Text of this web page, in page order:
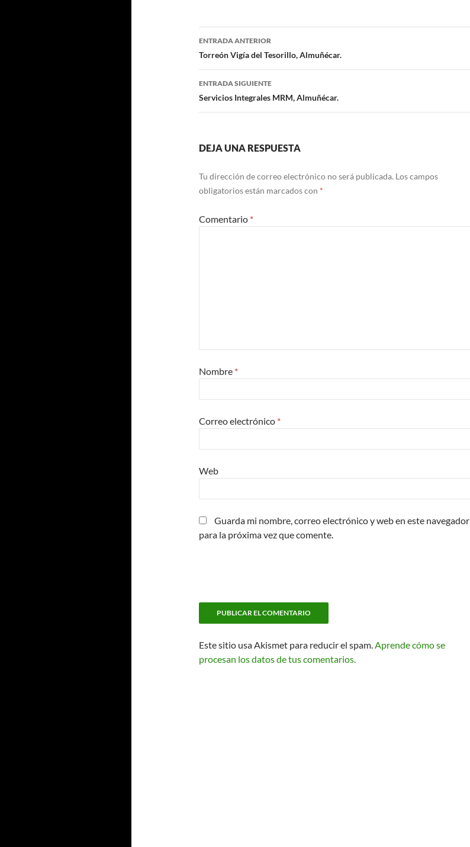
Navegación
de
entradas
ENTRADA ANTERIOR
Torreón Vigía del Tesorillo, Almuñécar.
ENTRADA SIGUIENTE
Servicios Integrales MRM, Almuñécar.
DEJA UNA RESPUESTA
Tu dirección de correo electrónico no será publicada. Los campos
obligatorios están marcados con *
Comentario *
Nombre *
Correo electrónico *
Web
Guarda mi nombre, correo electrónico y web en este navegador
para la próxima vez que comente.
Este sitio usa Akismet para reducir el spam.Aprende cómo se
procesan los datos de tus comentarios.